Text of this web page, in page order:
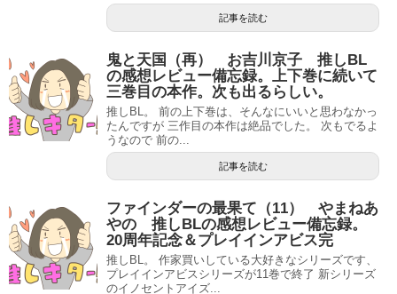
記事を読む
鬼と天国（再） お吉川京子 推しBL
の感想レビュー備忘録。上下巻に続いて
三巻目の本作。次も出るらしい。
推しBL。 前の上下巻は、そんなにいいと思わなかっ
たんですが 三作目の本作は絶品でした。 次もでるよ
うなので 前の...
記事を読む
ファインダーの最果て（11） やまねあ
やの 推しBLの感想レビュー備忘録。
20周年記念＆プレイインアビス完
推しBL。 作家買いしている大好きなシリーズです、
プレイインアビスシリーズが11巻で終了 新シリーズ
のイノセントアイズ...